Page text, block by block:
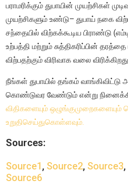
பராமரிக்கும் துபாயின் முயற்சிகள்
முயற்சிகளும் உண்டு– துபாய் நகை
சந்தையில் விற்கக்கூடிய பிராண்டு
உற்பத்தி மற்றும் சுத்திகரிப்பின்
விற்பதற்கும் விரிவாக வலை
நீங்கள் துபாயில் தங்கம்
கொண்டுவர வேண்டும் என்று
விதிகளையும் ஒழுங்குமுறைகளையும்
உறுதிசெய்துகொள்ளவும்.
Sources:
Source1, Source2, Source3,
Source6